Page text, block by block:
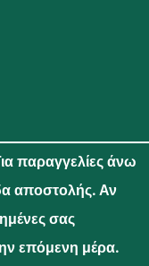
παραγγελίες άνω
αποστολής. Αν
σας
επόμενη μέρα.